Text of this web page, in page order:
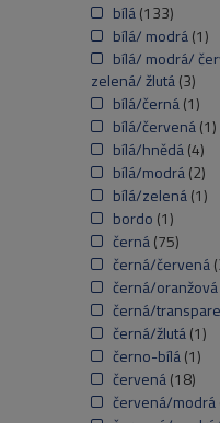
bílá(133)
bílá/ modrá(1)
bílá/ modrá/
zelená/ žlutá(3)
bílá/černá(1)
bílá/červená(1)
bílá/hnědá(4)
bílá/modrá(2)
bílá/zelená(1)
bordo (1)
černá(75)
černá/červená
černá/oranžová
černá/
černá/žlutá(1)
černo-bílá(1)
červená(18)
červená/modrá